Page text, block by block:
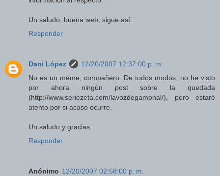
Un saludo, buena web, sigue así.
Responder
Dani López
12/20/2007 12:37:00 p. m.
No es un meme, compañero. De todos modos, no he visto
por ahora ningún post sobre la quedada
(http://www.seriezeta.com/lavozdegamonal/), pero estaré
atento por si acaso ocurre.
Un saludo y gracias.
Responder
Anónimo 12/20/2007 02:58:00 p. m.